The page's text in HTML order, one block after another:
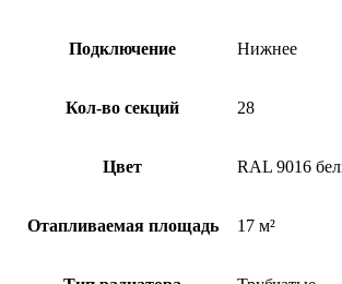
Подключение Нижнее
Кол-во секций 28
Цвет RAL 9016
Отапливаемая площадь 17 м²